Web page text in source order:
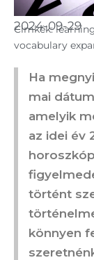
2024-09-29
Cimkék:
vocabulary
Ha
mai
amelyik
az idei év
történt
könnyen